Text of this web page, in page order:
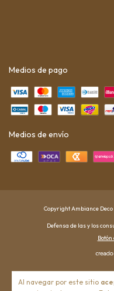
Al navegar por este sitio
Medios de pago
Medios de envío
Copyright Ambiance
Defensa de las y los